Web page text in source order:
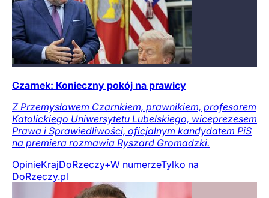
Czarnek: Konieczny pokój na prawicy
Z Przemysławem Czarnkiem, prawnikiem, profesorem
Katolickiego Uniwersytetu Lubelskiego, wiceprezesem
Prawa i Sprawiedliwości, oficjalnym kandydatem PiS
na premiera rozmawia Ryszard Gromadzki.
OpinieKrajDoRzeczy+W numerzeTylko na
DoRzeczy.pl